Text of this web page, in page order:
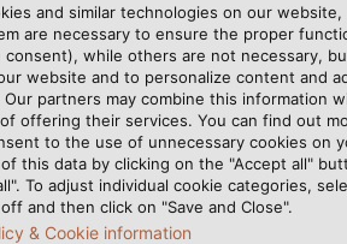
có thể xác định chính
sản xuất là ai. Điều này
lắp đặt cáp đúng chuẩn
F 3G1.5. Mỗi phần của mã này
and similar technologies on our
are necessary to ensure the proper
consent), while others are not necessary,
website and to personalize content and
partners may combine this information
offering their services. You can find out
to the use of unnecessary cookies on
this data by clicking on the "Accept all"
To adjust individual cookie categories,
and then click on "Save and Close".
& Cookie information